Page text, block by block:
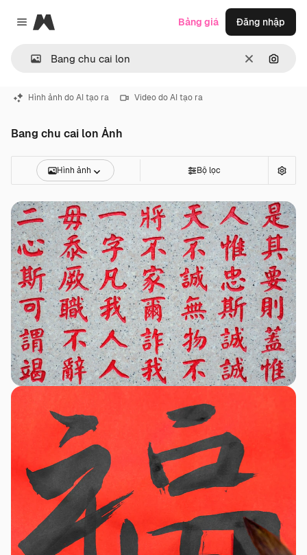
Close menu
Magnific
ThôngTìm
Bảng giá Đăng nhập
Hình ảnh do AI tạo ra Video do AI tạo ra
Bang chu cai lon Ảnh
Hình ảnh Bộ lọc